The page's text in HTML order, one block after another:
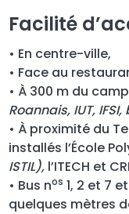
Facilité
• En centre-ville,
• Face au
• À 300 m du
Roannais, IUT,
• À proximité du
installés l’École
ISTIL), l’ITECH et
• Bus nos 1, 2 et 7
quelques mètres